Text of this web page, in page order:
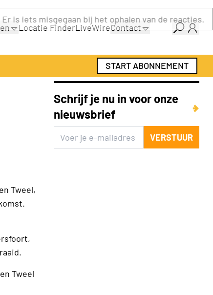
Locatie FinderLiveWireContact
Adverteren
Abonnementen
START ABONNEMENT
Tweel,
Tweel
Schrijf je nu in voor onze
nieuwsbrief
VERSTUUR